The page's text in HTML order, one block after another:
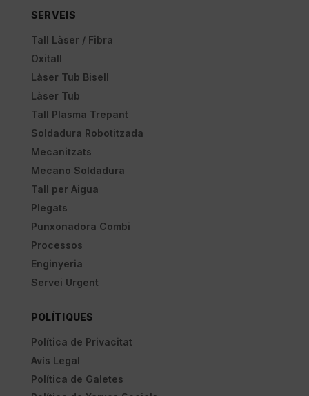
SERVEIS
Tall Làser / Fibra
Oxitall
Làser Tub Bisell
Làser Tub
Tall Plasma Trepant
Soldadura Robotitzada
Mecanitzats
Mecano Soldadura
Tall per Aigua
Plegats
Punxonadora Combi
Processos
Enginyeria
Servei Urgent
POLÍTIQUES
Política de Privacitat
Avís Legal
Política de Galetes